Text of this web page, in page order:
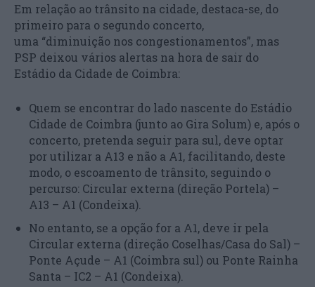
Em relação ao trânsito na cidade, destaca-se, do
primeiro para o segundo concerto,
uma “diminuição nos congestionamentos”, mas
PSP deixou vários alertas na hora de sair do
Estádio da Cidade de Coimbra:
Quem se encontrar do lado nascente do Estádio
Cidade de Coimbra (junto ao Gira Solum) e, após o
concerto, pretenda seguir para sul, deve optar
por utilizar a A13 e não a A1, facilitando, deste
modo, o escoamento de trânsito, seguindo o
percurso: Circular externa (direção Portela) –
A13 – A1 (Condeixa).
No entanto, se a opção for a A1, deve ir pela
Circular externa (direção Coselhas/Casa do Sal) –
Ponte Açude – A1 (Coimbra sul) ou Ponte Rainha
Santa – IC2 – A1 (Condeixa).